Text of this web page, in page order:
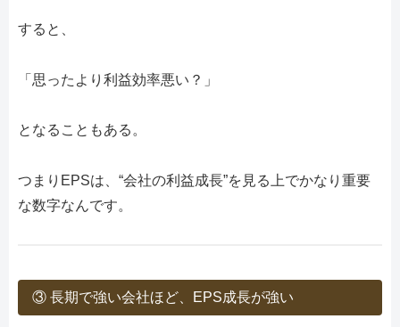
すると、
「思ったより利益効率悪い？」
となることもある。
つまりEPSは、“会社の利益成長”を見る上でかなり重要
な数字なんです。
③ 長期で強い会社ほど、EPS成長が強い